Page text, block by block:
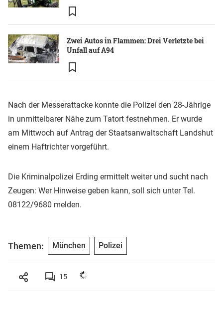
Zwei Autos in Flammen: Drei Verletzte bei
Unfall auf A94
Nach der Messerattacke konnte die Polizei den 28-Jährige
in unmittelbarer Nähe zum Tatort festnehmen. Er wurde
am Mittwoch auf Antrag der Staatsanwaltschaft Landshut
einem Haftrichter vorgeführt.
Die Kriminalpolizei Erding ermittelt weiter und sucht nach
Zeugen: Wer Hinweise geben kann, soll sich unter Tel.
08122/9680 melden.
Themen: München Polizei
15